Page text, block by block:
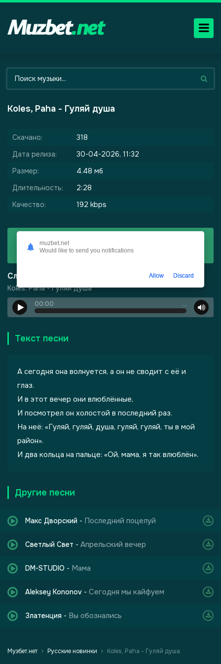
Koles, Paha - Гуляй душа
Скачано:
318
Дата релиза:
30-04-2026, 11:32
Размер:
4.48 мб
Длительность:
2:28
Качество:
192 kbps
Скачать
Koles, Paha - Гуляй душа
Слушать
Koles, Paha - Гуляй душа
00:00 …
Текст песни
А сегодня она волнуется, а он не сводит с её и
глаз.
И в этот вечер они влюблённые,
И посмотрел он холостой в последний раз.
На неё: «Гуляй, гуляй, душа, гуляй, гуляй, ты в мой
район».
И два кольца на пальце: «Ой, мама, я так влюблён».
Другие песни
Макс Дворский - Последний поцелуй
Светлый Свет - Апрельский вечер
DM-STUDIO - Мама
Aleksey Kononov - Сегодня мы кайфуем
Златенция - Вы обознались
Музбет.нет Русские новинки Koles, Paha - Гуляй душа
- Харизма
muzbet.net
Would like to send you notifications
Allow Discard